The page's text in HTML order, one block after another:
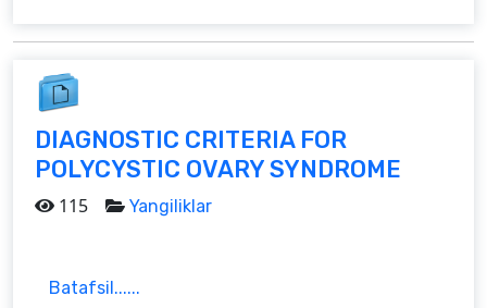
DIAGNOSTIC CRITERIA FOR
POLYCYSTIC OVARY SYNDROME
115 Yangiliklar
Batafsil......